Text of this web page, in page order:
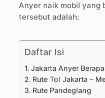
Anyer naik mobil yang
tersebut adalah:
Daftar Isi
Jakarta Anyer
Rute Tol Jakarta –
Rute Pandeglang